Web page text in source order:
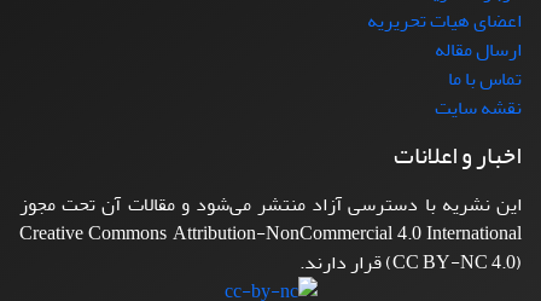
اعضای هیات تحریریه
ارسال مقاله
تماس با ما
نقشه سایت
اخبار و اعلانات
این نشریه با دسترسی آزاد منتشر می‌شود و مقالات آن تحت مجوز
Creative Commons Attribution-NonCommercial 4.0 International
(CC BY-NC 4.0) قرار دارند.